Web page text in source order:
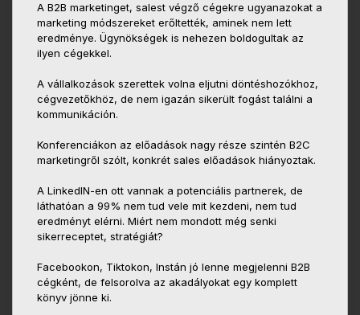
A B2B marketinget, salest végző cégekre ugyanazokat a
marketing módszereket erőltették, aminek nem lett
eredménye. Ügynökségek is nehezen boldogultak az
ilyen cégekkel.
A vállalkozások szerettek volna eljutni döntéshozókhoz,
cégvezetőkhöz, de nem igazán sikerült fogást találni a
kommunikáción.
Konferenciákon az előadások nagy része szintén B2C
marketingről szólt, konkrét sales előadások hiányoztak.
A LinkedIN-en ott vannak a potenciális partnerek, de
láthatóan a 99% nem tud vele mit kezdeni, nem tud
eredményt elérni. Miért nem mondott még senki
sikerreceptet, stratégiát?
Facebookon, Tiktokon, Instán jó lenne megjelenni B2B
cégként, de felsorolva az akadályokat egy komplett
könyv jönne ki.